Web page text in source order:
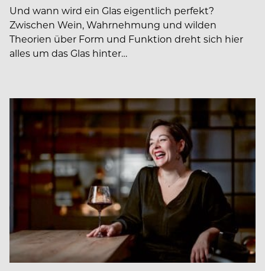
Und wann wird ein Glas eigentlich perfekt?
Zwischen Wein, Wahrnehmung und wilden
Theorien über Form und Funktion dreht sich hier
alles um das Glas hinter…